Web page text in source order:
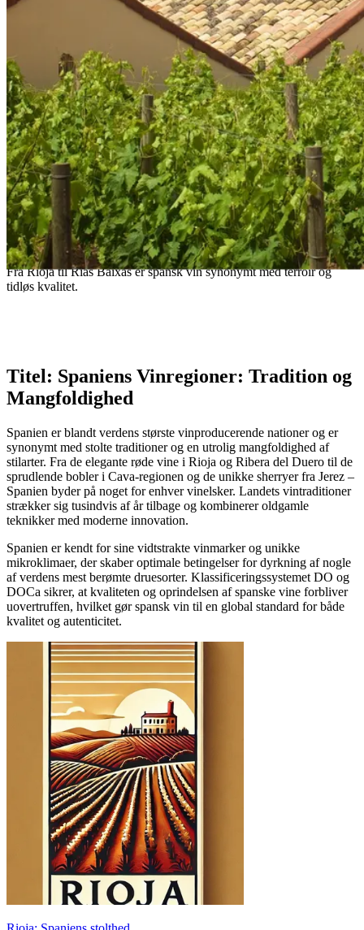
Spaniens Vinregioner
Spanien, et land med uendelige vinmarker og gamle traditioner,
byder på verdensberømte vine og en rig mangfoldighed af stilarter.
Fra Rioja til Rías Baixas er spansk vin synonymt med terroir og
tidløs kvalitet.
Titel: Spaniens Vinregioner: Tradition og
Mangfoldighed
Spanien er blandt verdens største vinproducerende nationer og er
synonymt med stolte traditioner og en utrolig mangfoldighed af
stilarter. Fra de elegante røde vine i Rioja og Ribera del Duero til de
sprudlende bobler i Cava-regionen og de unikke sherryer fra Jerez –
Spanien byder på noget for enhver vinelsker. Landets vintraditioner
strækker sig tusindvis af år tilbage og kombinerer oldgamle
teknikker med moderne innovation.
Spanien er kendt for sine vidtstrakte vinmarker og unikke
mikroklimaer, der skaber optimale betingelser for dyrkning af nogle
af verdens mest berømte druesorter. Klassificeringssystemet DO og
DOCa sikrer, at kvaliteten og oprindelsen af spanske vine forbliver
uovertruffen, hvilket gør spansk vin til en global standard for både
kvalitet og autenticitet.